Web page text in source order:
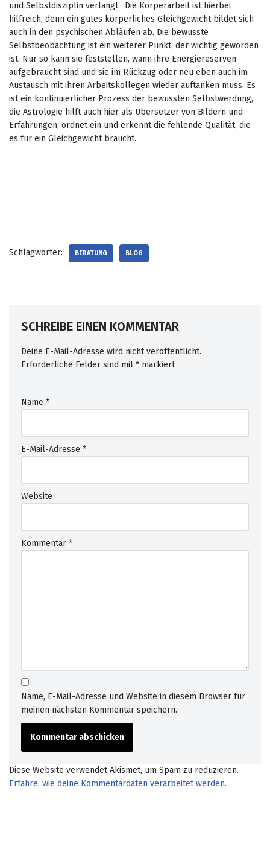
und Selbstdisziplin verlangt. Die Körperarbeit ist hierbei
hilfreich, denn ein gutes körperliches Gleichgewicht bildet sich
auch in den psychischen Abläufen ab. Die bewusste
Selbstbeobachtung ist ein weiterer Punkt, der wichtig geworden
ist. Nur so kann sie feststellen, wann ihre Energiereserven
aufgebraucht sind und sie im Rückzug oder neu eben auch im
Austausch mit ihren Arbeitskollegen wieder auftanken muss. Es
ist ein kontinuierlicher Prozess der bewussten Selbstwerdung,
die Astrologie hilft auch hier als Übersetzer von Bildern und
Erfahrungen, ordnet ein und erkennt die fehlende Qualität, die
es für ein Gleichgewicht braucht.
Schlagwörter: BERATUNG BLOG
SCHREIBE EINEN KOMMENTAR
Deine E-Mail-Adresse wird nicht veröffentlicht.
Erforderliche Felder sind mit* markiert
Name *
E-Mail-Adresse *
Website
Kommentar *
Name, E-Mail-Adresse und Website in diesem Browser für
meinen nächsten Kommentar speichern.
Diese Website verwendet Akismet, um Spam zu reduzieren.
Erfahre, wie deine Kommentardaten verarbeitet werden.